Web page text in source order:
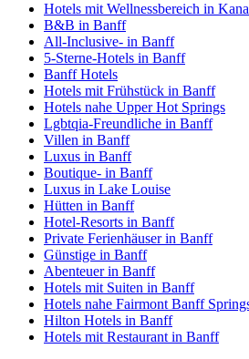
Hotels mit Wellnessbereich in
B&B in Banff
All-Inclusive- in Banff
5-Sterne-Hotels in Banff
Banff Hotels
Hotels mit Frühstück in Banff
Hotels nahe Upper Hot Springs
Lgbtqia-Freundliche in Banff
Villen in Banff
Luxus in Banff
Boutique- in Banff
Luxus in Lake Louise
Hütten in Banff
Hotel-Resorts in Banff
Private Ferienhäuser in Banff
Günstige in Banff
Abenteuer in Banff
Hotels mit Suiten in Banff
Hotels nahe Fairmont Banff
Hilton Hotels in Banff
Hotels mit Restaurant in Banff